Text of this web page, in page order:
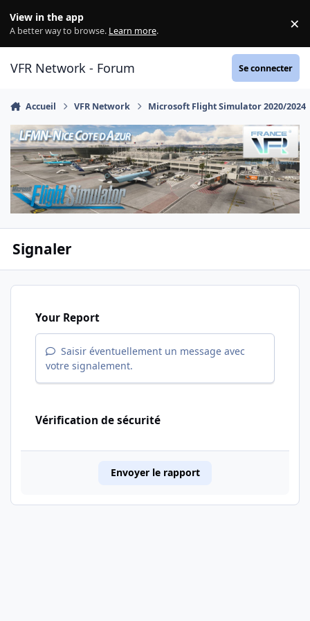
View in the app
A better way to browse. Learn more. ×
VFR Network - Forum Se connecter
Accueil VFR Network Microsoft Flight Simulator 2020/2024
Signaler
Your Report
Saisir éventuellement un message avec
votre signalement.
Vérification de sécurité
Envoyer le rapport